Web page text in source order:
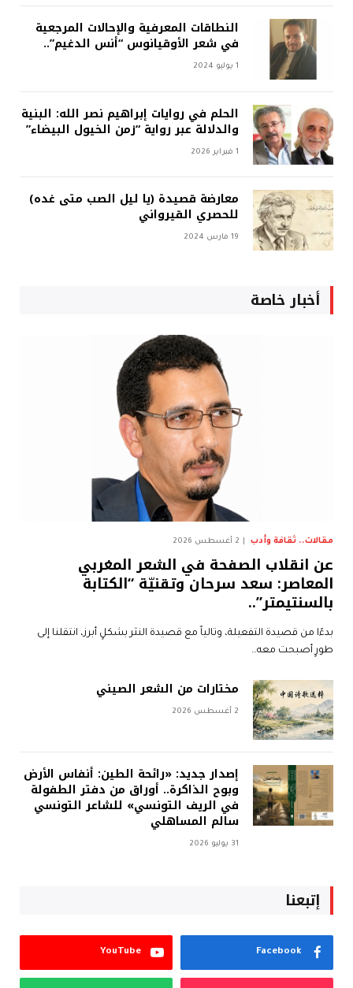
النطاقات المعرفية والإحالات المرجعية
في شعر الأوقيانوس “أنس الدغيم”..
1 يوليو 2024
الحلم في روايات إبراهيم نصر الله: البنية
والدلالة عبر رواية “زمن الخيول البيضاء”
1 فبراير 2026
معارضة قصيدة (يا ليل الصب متى غده)
للحصري القيرواني
19 مارس 2024
أخبار خاصة
مقالات.. ثقافة وأدب 2 أغسطس 2026
عن انقلاب الصفحة في الشعر المغربي
المعاصر: سعد سرحان وتقنيّة “الكتابة
بالسنتيمتر”..
بدءًا من قصيدة التفعيلة، وتالياً مع قصيدة النثر بشكلٍ أبرز، انتقلنا إلى
طورٍ أصبحت معه…
مختارات من الشعر الصيني
2 أغسطس 2026
إصدار جديد: «رائحة الطين: أنفاس الأرض
وبوح الذاكرة.. أوراق من دفتر الطفولة
في الريف التونسي» للشاعر التونسي
سالم المساهلي
31 يوليو 2026
إتبعنا
Facebook
YouTube